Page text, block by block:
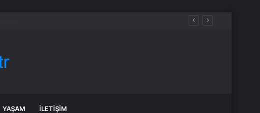
YAŞAM İLETIŞIM